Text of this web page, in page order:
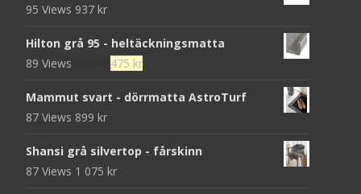
95 Views 937 kr
Hilton grå 95 - heltäckningsmatta
89 Views
Det
priset
475 krDet
priset
475 kr.
Mammut svart - dörrmatta AstroTurf
87 Views 899 kr
Shansi grå silvertop - fårskinn
87 Views 1 075 kr